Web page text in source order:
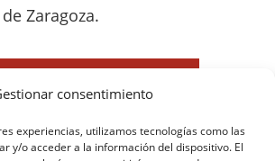
consentimiento
experiencias, utilizamos tecnologías como las
y/o acceder a la información del dispositivo. El
Zaragoza.